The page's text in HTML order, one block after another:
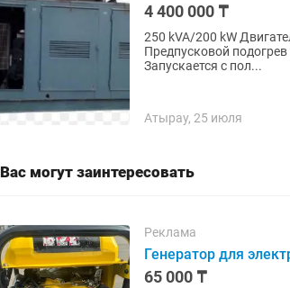
4 400 000 ₸
250 kVA/200 kW
Предпусковой подогрев Топливный
Запускается с пол...
Атырау, 25 июля
Вас могут заинтересовать
Реклама
Генератор для
65 000 ₸